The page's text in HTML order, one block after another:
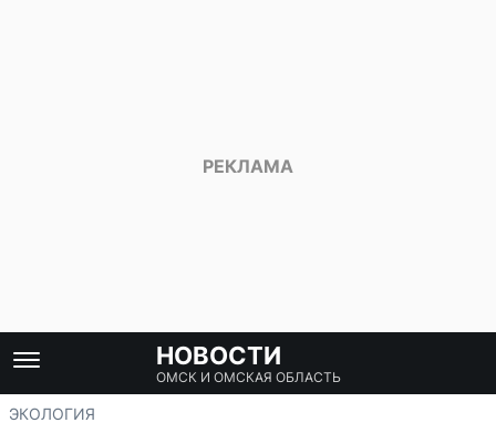
НОВОСТИ
ОМСК И ОМСКАЯ ОБЛАСТЬ
ЭКОЛОГИЯ